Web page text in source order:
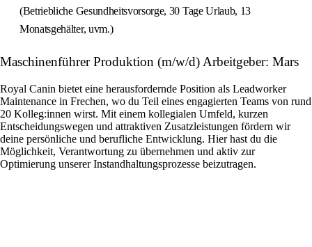
(Betriebliche Gesundheitsvorsorge, 30 Tage Urlaub, 13
Monatsgehälter, uvm.)
Maschinenführer Produktion (m/w/d) Arbeitgeber: Mars
Royal Canin bietet eine herausfordernde Position als Leadworker
Maintenance in Frechen, wo du Teil eines engagierten Teams von rund
20 Kolleg:innen wirst. Mit einem kollegialen Umfeld, kurzen
Entscheidungswegen und attraktiven Zusatzleistungen fördern wir
deine persönliche und berufliche Entwicklung. Hier hast du die
Möglichkeit, Verantwortung zu übernehmen und aktiv zur
Optimierung unserer Instandhaltungsprozesse beizutragen.